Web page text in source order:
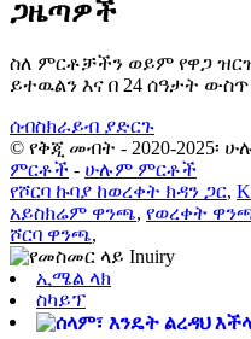
ጋዜጣዎች
ስለ ምርቶቻችን ወይም የዋጋ
ይተዉልን እና በ 24 ሰዓታት ውስጥ
ሰብስክራይብ ያድርጉ
© የቅጂ መብት - 2020-
ምርቶች - ሁሉም ምርቶች
የሾርባ ኩባያ ከወረቀት ክዳን ጋር,
አይስክሬም ዋንጫ, የወረቀት
ሾርባ ዋንጫ,
ኢሜል ላክ
ስካይፕ